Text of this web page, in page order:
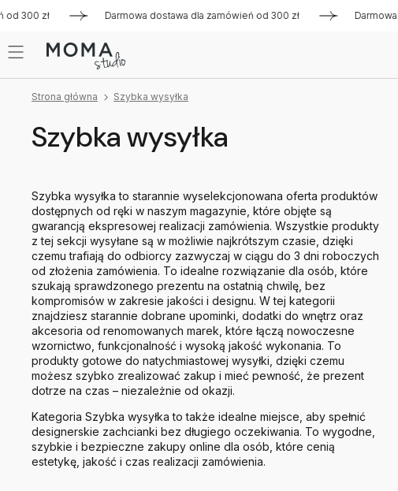
zł Darmowa dostawa dla zamówień od 300 zł Darmowa
Strona główna Szybka wysyłka
Szybka wysyłka
Szybka wysyłka to starannie wyselekcjonowana oferta produktów
dostępnych od ręki w naszym magazynie, które objęte są
gwarancją ekspresowej realizacji zamówienia. Wszystkie produkty
z tej sekcji wysyłane są w możliwie najkrótszym czasie, dzięki
czemu trafiają do odbiorcy zazwyczaj w ciągu do 3 dni roboczych
od złożenia zamówienia. To idealne rozwiązanie dla osób, które
szukają sprawdzonego prezentu na ostatnią chwilę, bez
kompromisów w zakresie jakości i designu. W tej kategorii
znajdziesz starannie dobrane upominki, dodatki do wnętrz oraz
akcesoria od renomowanych marek, które łączą nowoczesne
wzornictwo, funkcjonalność i wysoką jakość wykonania. To
produkty gotowe do natychmiastowej wysyłki, dzięki czemu
możesz szybko zrealizować zakup i mieć pewność, że prezent
dotrze na czas – niezależnie od okazji.
Kategoria Szybka wysyłka to także idealne miejsce, aby spełnić
designerskie zachcianki bez długiego oczekiwania. To wygodne,
szybkie i bezpieczne zakupy online dla osób, które cenią
estetykę, jakość i czas realizacji zamówienia.